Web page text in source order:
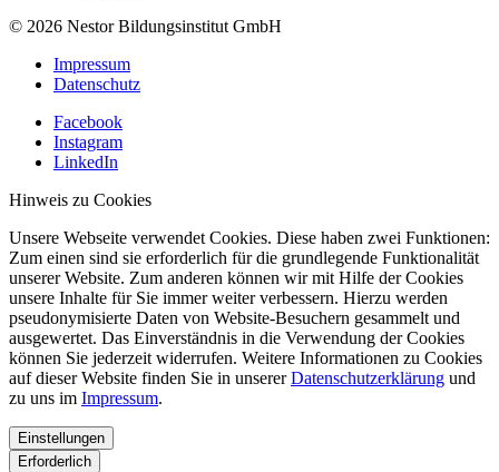
© 2026 Nestor Bildungsinstitut GmbH
Impressum
Datenschutz
Facebook
Instagram
LinkedIn
Hinweis zu Cookies
Unsere Webseite verwendet Cookies. Diese haben zwei Funktionen:
Zum einen sind sie erforderlich für die grundlegende Funktionalität
unserer Website. Zum anderen können wir mit Hilfe der Cookies
unsere Inhalte für Sie immer weiter verbessern. Hierzu werden
pseudonymisierte Daten von Website-Besuchern gesammelt und
ausgewertet. Das Einverständnis in die Verwendung der Cookies
können Sie jederzeit widerrufen. Weitere Informationen zu Cookies
auf dieser Website finden Sie in unsererDatenschutzerklärung und
zu uns im Impressum.
Einstellungen
Erforderlich